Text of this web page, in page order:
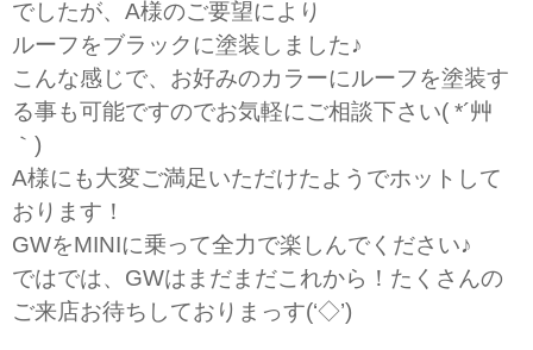
でしたが、A様のご要望により
ルーフをブラックに塗装しました♪
こんな感じで、お好みのカラーにルーフを塗装す
る事も可能ですのでお気軽にご相談下さい( *´艸
｀)
A様にも大変ご満足いただけたようでホットして
おります！
GWをMINIに乗って全力で楽しんでください♪
ではでは、GWはまだまだこれから！たくさんの
ご来店お待ちしておりまっす(‘◇’)ゞ